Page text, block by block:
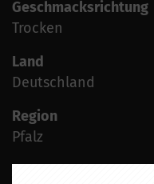
Geschmacksrichtung
Trocken
Land
Deutschland
Region
Pfalz
Jahrgang